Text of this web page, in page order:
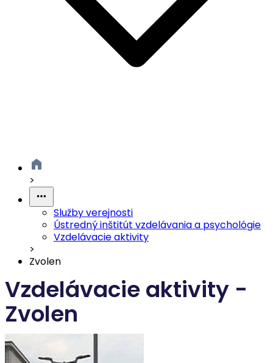
>
Služby verejnosti
Ústredný inštitút vzdelávania a psychológie
Vzdelávacie aktivity
>
Zvolen
Vzdelávacie aktivity -
Zvolen